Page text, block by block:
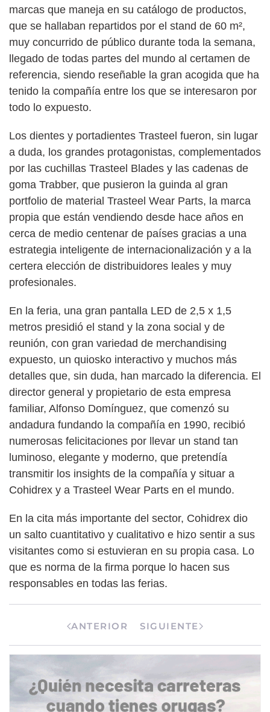
marcas que maneja en su catálogo de productos,
que se hallaban repartidos por el stand de 60 m²,
muy concurrido de público durante toda la semana,
llegado de todas partes del mundo al certamen de
referencia, siendo reseñable la gran acogida que ha
tenido la compañía entre los que se interesaron por
todo lo expuesto.
Los dientes y portadientes Trasteel fueron, sin lugar
a duda, los grandes protagonistas, complementados
por las cuchillas Trasteel Blades y las cadenas de
goma Trabber, que pusieron la guinda al gran
portfolio de material Trasteel Wear Parts, la marca
propia que están vendiendo desde hace años en
cerca de medio centenar de países gracias a una
estrategia inteligente de internacionalización y a la
certera elección de distribuidores leales y muy
profesionales.
En la feria, una gran pantalla LED de 2,5 x 1,5
metros presidió el stand y la zona social y de
reunión, con gran variedad de merchandising
expuesto, un quiosko interactivo y muchos más
detalles que, sin duda, han marcado la diferencia. El
director general y propietario de esta empresa
familiar, Alfonso Domínguez, que comenzó su
andadura fundando la compañía en 1990, recibió
numerosas felicitaciones por llevar un stand tan
luminoso, elegante y moderno, que pretendía
transmitir los insights de la compañía y situar a
Cohidrex y a Trasteel Wear Parts en el mundo.
En la cita más importante del sector, Cohidrex dio
un salto cuantitativo y cualitativo e hizo sentir a sus
visitantes como si estuvieran en su propia casa. Lo
que es norma de la firma porque lo hacen sus
responsables en todas las ferias.
ANTERIOR SIGUIENTE